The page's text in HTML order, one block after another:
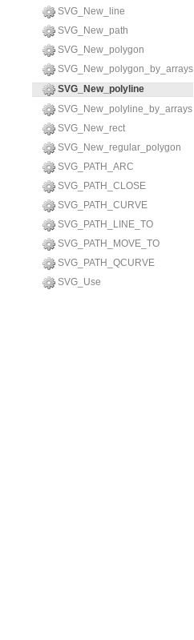
SVG_New_line
SVG_New_path
SVG_New_polygon
SVG_New_polygon_by_arrays
SVG_New_polyline
SVG_New_polyline_by_arrays
SVG_New_rect
SVG_New_regular_polygon
SVG_PATH_ARC
SVG_PATH_CLOSE
SVG_PATH_CURVE
SVG_PATH_LINE_TO
SVG_PATH_MOVE_TO
SVG_PATH_QCURVE
SVG_Use